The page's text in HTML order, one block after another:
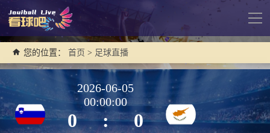
导
您的位置： 首页 > 足球直播
2026-06-05
00:00:00
0 : 0